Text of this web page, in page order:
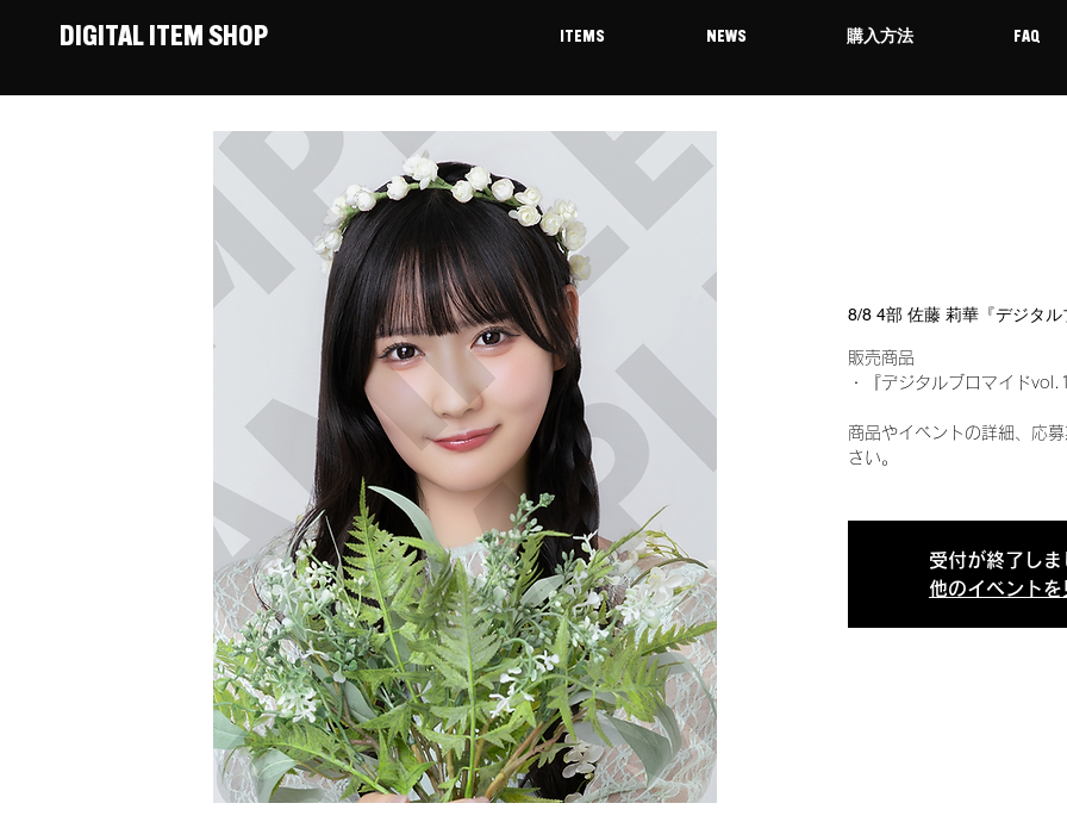
DIGITAL ITEM SHOP ITEMS NEWS 購入方法 FAQ
8/8 4部 佐藤 莉華『デジタ
販売商品
・『デジタルブロマイド
商品やイベントの詳細、応
さい。
受付が終了しま
他のイベントを